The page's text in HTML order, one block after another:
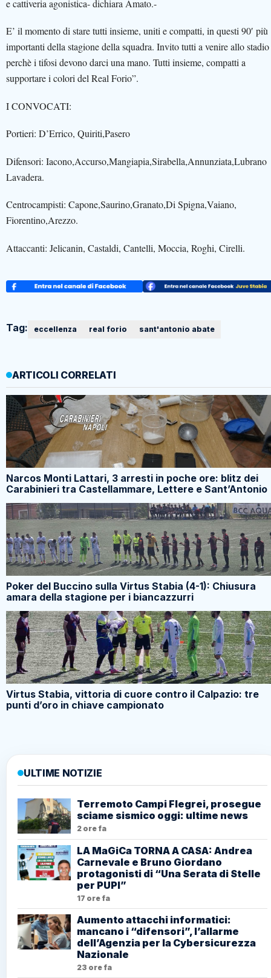
e cattiveria agonistica- dichiara Amato.-
E’ il momento di stare tutti insieme, uniti e compatti, in questi 90′ più
importanti della stagione della squadra. Invito tutti a venire allo stadio
perchè i tifosi devono darci una mano. Tutti insieme, compatti a
supportare i colori del Real Forio”.
I CONVOCATI:
Portieri: D’Errico, Quiriti,Pasero
Difensori: Iacono,Accurso,Mangiapia,Sirabella,Annunziata,Lubrano
Lavadera.
Centrocampisti: Capone,Saurino,Granato,Di Spigna,Vaiano,
Fiorentino,Arezzo.
Attaccanti: Jelicanin, Castaldi, Cantelli, Moccia, Roghi, Cirelli.
Tag: eccellenza real forio sant'antonio abate
ARTICOLI CORRELATI
Narcos Monti Lattari, 3 arresti in poche ore: blitz dei
Carabinieri tra Castellammare, Lettere e Sant’Antonio
Poker del Buccino sulla Virtus Stabia (4-1): Chiusura
amara della stagione per i biancazzurri
Virtus Stabia, vittoria di cuore contro il Calpazio: tre
punti d’oro in chiave campionato
ULTIME NOTIZIE
Terremoto Campi Flegrei, prosegue
sciame sismico oggi: ultime news
2 ore fa
LA MaGiCa TORNA A CASA: Andrea
Carnevale e Bruno Giordano
protagonisti di “Una Serata di Stelle
per PUPI”
17 ore fa
Aumento attacchi informatici:
mancano i “difensori”, l’allarme
dell’Agenzia per la Cybersicurezza
Nazionale
23 ore fa